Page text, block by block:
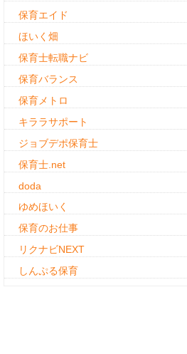
保育エイド
ほいく畑
保育士転職ナビ
保育バランス
保育メトロ
キララサポート
ジョブデポ保育士
保育士.net
doda
ゆめほいく
保育のお仕事
リクナビNEXT
しんぷる保育